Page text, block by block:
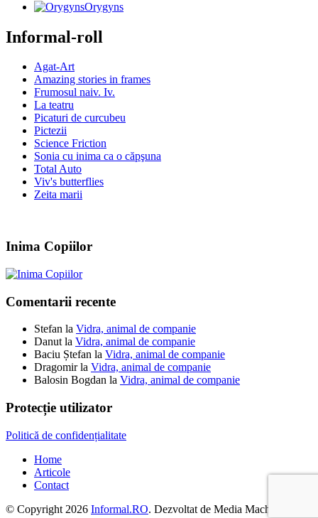
Orygyns
Informal-roll
Agat-Art
Amazing stories in frames
Frumosul naiv. Iv.
La teatru
Picaturi de curcubeu
Pictezii
Science Friction
Sonia cu inima ca o căpşuna
Total Auto
Viv's butterflies
Zeita marii
Inima Copiilor
Comentarii recente
Stefan la Vidra, animal de companie
Danut la Vidra, animal de companie
Baciu Ștefan la Vidra, animal de companie
Dragomirla Vidra, animal de companie
Balosin Bogdan la Vidra, animal de companie
Protecție utilizator
Politică de confidențialitate
Home
Articole
Contact
© Copyright 2026 Informal.RO. Dezvoltat de Media Machine